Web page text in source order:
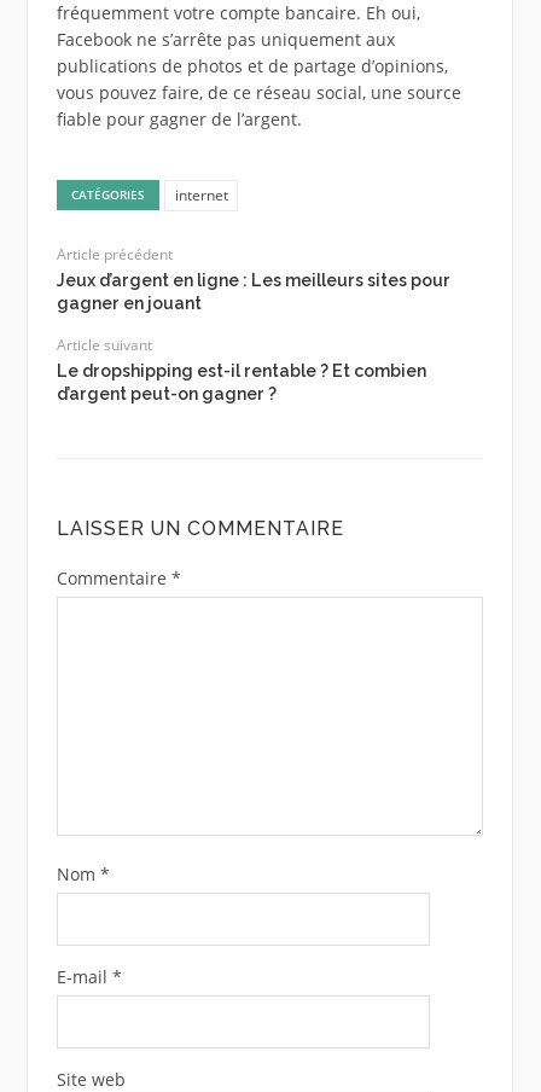
fréquemment votre compte bancaire. Eh oui,
Facebook ne s’arrête pas uniquement aux
publications de photos et de partage d’opinions,
vous pouvez faire, de ce réseau social, une source
fiable pour gagner de l’argent.
CATÉGORIES internet
Article précédent
Jeux d’argent en ligne : Les meilleurs sites pour
gagner en jouant
Article suivant
Le dropshipping est-il rentable ? Et combien
d’argent peut-on gagner ?
LAISSER UN COMMENTAIRE
Commentaire *
Nom *
E-mail *
Site web